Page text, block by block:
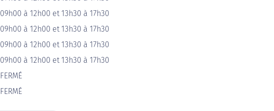
09h00 à 12h00 et 13h30 à 17h30
09h00 à 12h00 et 13h30 à 17h30
09h00 à 12h00 et 13h30 à 17h30
09h00 à 12h00 et 13h30 à 17h30
FERMÉ
FERMÉ